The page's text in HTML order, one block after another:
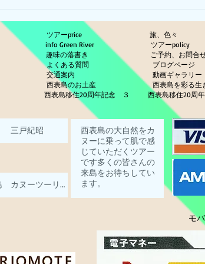
ツアーprice
旅、色々
info Green River
ツア
趣味の落書き
ご予約、お問合
よくある質問
ブログページ
交通案内
動画ギ
西表島のお土産
西表島を彩
西表島移住20周年記念 ３ 西表島移住20周
モバ